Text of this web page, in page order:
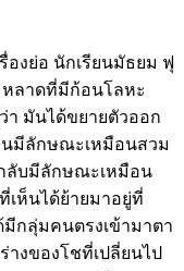
รื่องย่อ นักเรียนมัธยม ฟุ
หลาดที่มีก้อนโลหะ
า มันได้ขยายตัวออก
นมีลักษณะเหมือนสวม
ลับมีลักษณะเหมือน
ห็นได้ย้ายมาอยู่ที่
กลุ่มคนตรงเข้ามาตา
างของโชที่เปลี่ยนไป